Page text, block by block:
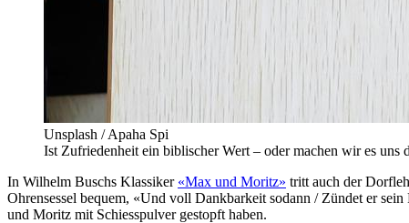
Unsplash / Apaha Spi
Ist Zufriedenheit ein biblischer Wert – oder machen wir es uns
In Wilhelm Buschs Klassiker «Max und Moritz» tritt auch der
Ohrensessel bequem, «Und voll Dankbarkeit sodann / Zündet er
und Moritz mit Schiesspulver gestopft haben.